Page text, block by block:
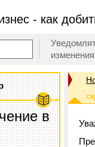
- как
в